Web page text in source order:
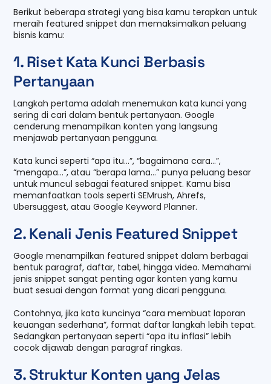
Berikut beberapa strategi yang bisa kamu terapkan untuk
meraih featured snippet dan memaksimalkan peluang
bisnis kamu:
1. Riset Kata Kunci Berbasis
Pertanyaan
Langkah pertama adalah menemukan kata kunci yang
sering di cari dalam bentuk pertanyaan. Google
cenderung menampilkan konten yang langsung
menjawab pertanyaan pengguna.
Kata kunci seperti “apa itu…”, “bagaimana cara…”,
“mengapa…”, atau “berapa lama…” punya peluang besar
untuk muncul sebagai featured snippet. Kamu bisa
memanfaatkan tools seperti SEMrush, Ahrefs,
Ubersuggest, atau Google Keyword Planner.
2. Kenali Jenis Featured Snippet
Google menampilkan featured snippet dalam berbagai
bentuk paragraf, daftar, tabel, hingga video. Memahami
jenis snippet sangat penting agar konten yang kamu
buat sesuai dengan format yang dicari pengguna.
Contohnya, jika kata kuncinya “cara membuat laporan
keuangan sederhana”, format daftar langkah lebih tepat.
Sedangkan pertanyaan seperti “apa itu inflasi” lebih
cocok dijawab dengan paragraf ringkas.
3. Struktur Konten yang Jelas